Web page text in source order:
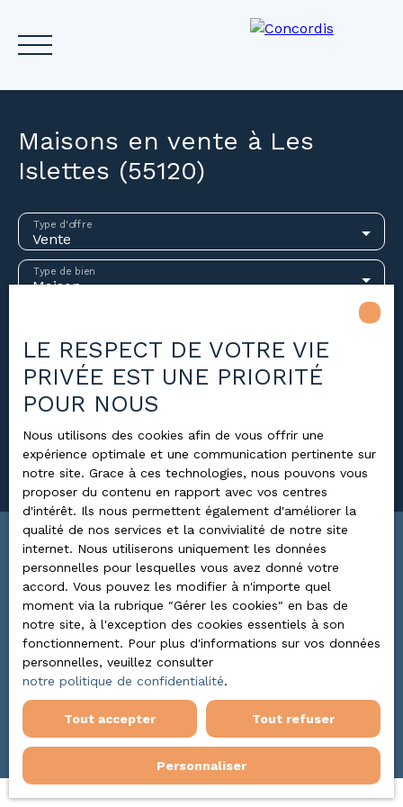
Estimez votre bien
Maisons en vente à Les
Islettes (55120)
Vente
Type d'offre
Maison
Type de bien
Budget max (€)
Rechercher
Pertinence
Trier par
ALERTE MAIL
Aucun résultat
LE RESPECT DE VOTRE VIE
PRIVÉE EST UNE PRIORITÉ
POUR NOUS
Nous utilisons des cookies afin de vous offrir une
expérience optimale et une communication pertinente sur
notre site. Grace à ces technologies, nous pouvons vous
proposer du contenu en rapport avec vos centres
d'intérêt. Ils nous permettent également d'améliorer la
qualité de nos services et la convivialité de notre site
internet. Nous utiliserons uniquement les données
personnelles pour lesquelles vous avez donné votre
accord. Vous pouvez les modifier à n'importe quel
moment via la rubrique ″Gérer les cookies″ en bas de
notre site, à l'exception des cookies essentiels à son
fonctionnement. Pour plus d'informations sur vos données
personnelles, veuillez consulter
notre politique de confidentialité.
Tout accepter Tout refuser
Personnaliser